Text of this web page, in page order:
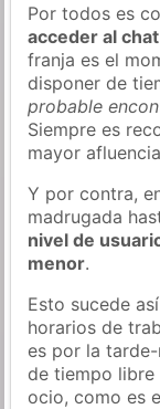
Por todos es
acceder al
franja es el
disponer de
probable
Siempre es
mayor
Y por contra,
madrugada
nivel de
menor.
Esto sucede
horarios de
es por la
de tiempo libre
ocio, como es